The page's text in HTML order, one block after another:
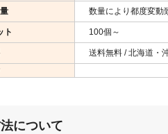
数量により都度変動
ト 100個～
送料無料 / 北海道・
について